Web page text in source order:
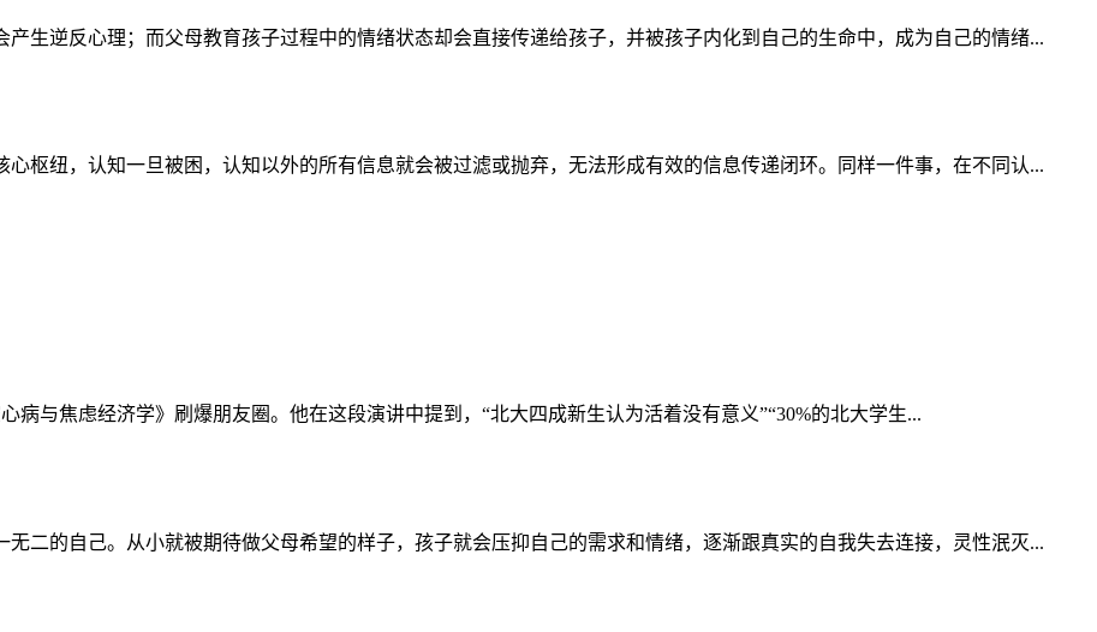
生逆反心理；而父母教育孩子过程中的情绪状态却会直接传递给孩子，并被孩子内化到自己的生命中，成为自己的情绪...
枢纽，认知一旦被困，认知以外的所有信息就会被过滤或抛弃，无法形成有效的信息传递闭环。同样一件事，在不同认...
病与焦虑经济学》刷爆朋友圈。他在这段演讲中提到，“北大四成新生认为活着没有意义”“30%的北大学生...
二的自己。从小就被期待做父母希望的样子，孩子就会压抑自己的需求和情绪，逐渐跟真实的自我失去连接，灵性泯灭...